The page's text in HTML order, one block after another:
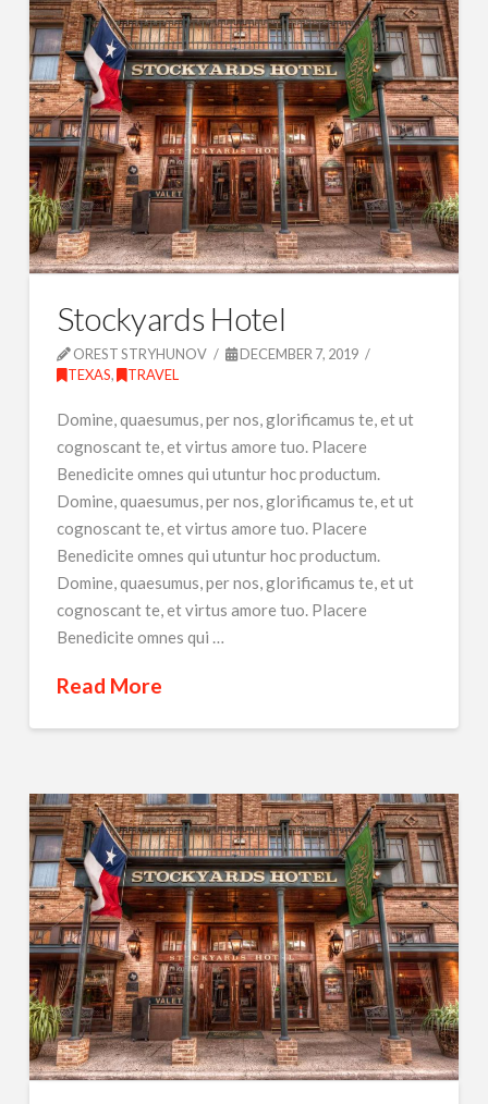
Stockyards Hotel
OREST STRYHUNOV
DECEMBER 7, 2019
TEXAS, TRAVEL
Domine, quaesumus, per nos, glorificamus te, et ut
cognoscant te, et virtus amore tuo. Placere
Benedicite omnes qui utuntur hoc productum.
Domine, quaesumus, per nos, glorificamus te, et ut
cognoscant te, et virtus amore tuo. Placere
Benedicite omnes qui utuntur hoc productum.
Domine, quaesumus, per nos, glorificamus te, et ut
cognoscant te, et virtus amore tuo. Placere
Benedicite omnes qui …
Read More